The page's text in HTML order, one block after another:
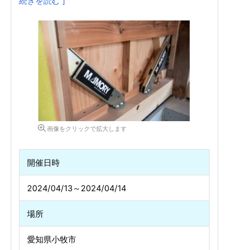
画像をクリックで拡大します
開催日時
2024/04/13～2024/04/14
場所
愛知県小牧市